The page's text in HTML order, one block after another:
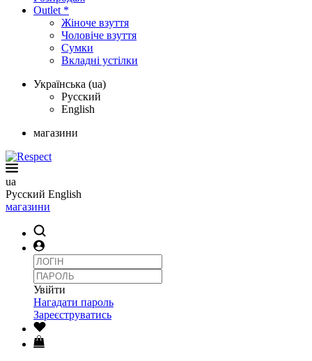
Outlet *
Жіноче взуття
Чоловіче взуття
Сумки
Вкладні устілки
Українська (ua)
Русский
English
магазини
ua
Русский English
магазини
Увійти
Нагадати пароль
Зареєструватись